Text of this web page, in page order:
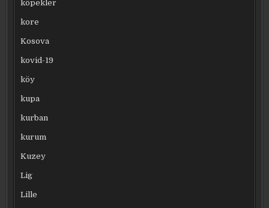
köpekler
kore
Kosova
kovid-19
köy
kupa
kurban
kurum
Kuzey
Lig
Lille